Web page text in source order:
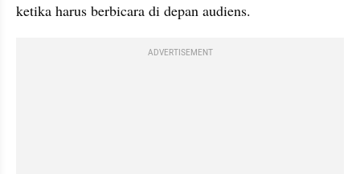
ketika harus berbicara di depan audiens.
ADVERTISEMENT